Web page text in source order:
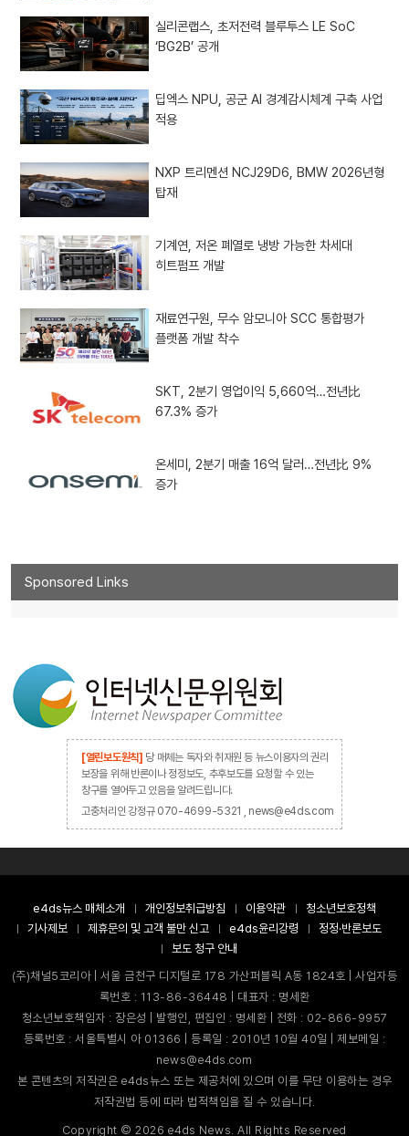
실리콘랩스, 초저전력 블루투스 LE SoC
‘BG2B’ 공개
딥엑스 NPU, 공군 AI 경계감시체계 구축 사업
적용
NXP 트리멘션 NCJ29D6, BMW 2026년형
탑재
기계연, 저온 폐열로 냉방 가능한 차세대
히트펌프 개발
재료연구원, 무수 암모니아 SCC 통합평가
플랫폼 개발 착수
SKT, 2분기 영업이익 5,660억…전년比
67.3% 증가
온세미, 2분기 매출 16억 달러…전년比 9%
증가
Sponsored Links
[열린보도원칙] 당 매체는 독자와 취재원 등 뉴스이용자의 권리
보장을 위해 반론이나 정정보도, 추후보도를 요청할 수 있는
창구를 열어두고 있음을 알려드립니다.
고충처리인 강정규 070-4699-5321 , news@e4ds.com
e4ds뉴스 매체소개 개인정보취급방침 이용약관
청소년보호정책
기사제보
제휴문의 및 고객 불만 신고 e4ds윤리강령
정정·반론보도
보도 청구 안내
(주)채널5코리아 | 서울 금천구 디지털로 178 가산퍼블릭 A동 1824호 | 사업자등
록번호 : 113-86-36448 | 대표자 : 명세환
청소년보호책임자 : 장은성 | 발행인, 편집인 : 명세환 | 전화 : 02-866-9957
등록번호 : 서울특별시 아 01366 | 등록일 : 2010년 10월 40일 | 제보메일 :
news@e4ds.com
본 콘텐츠의 저작권은 e4ds뉴스 또는 제공처에 있으며 이를 무단 이용하는 경우
저작권법 등에 따라 법적책임을 질 수 있습니다.
Copyright ©2026 e4ds News. All Rights Reserved